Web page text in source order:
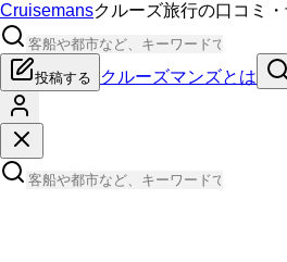
Cruisemansクルーズ旅行の口コミ
投稿する クルーズマンズとは